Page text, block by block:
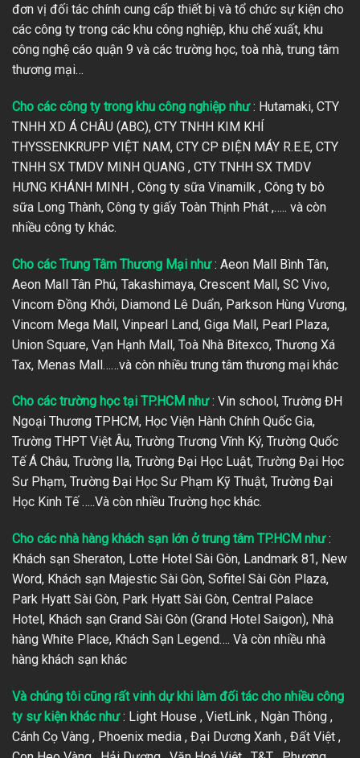
đơn vị đối tác chính cung cấp thiết bị và tổ chức sự kiện cho
các công ty trong các khu công nghiệp, khu chế xuất, khu
công nghệ cáo quận 9 và các trường học, toà nhà, trung tâm
thương mại…
Cho các công ty trong khu công nghiệp như: Hutamaki, CTY
TNHH XD Á CHÂU (ABC), CTY TNHH KIM KHÍ
THYSSENKRUPP VIỆT NAM, CTY CP ĐIỆN MÁY R.E.E, CTY
TNHH SX TMDV MINH QUANG , CTY TNHH SX TMDV
HƯNG KHÁNH MINH , Công ty sữa Vinamilk , Công ty bò
sữa Long Thành, Công ty giấy Toàn Thịnh Phát ,….. và còn
nhiều công ty khác.
Cho các Trung Tâm Thương Mại như: Aeon Mall Bình Tân,
Aeon Mall Tân Phú, Takashimaya, Crescent Mall, SC Vivo,
Vincom Đồng Khởi, Diamond Lê Duẩn, Parkson Hùng Vương,
Vincom Mega Mall, Vinpearl Land, Giga Mall, Pearl Plaza,
Union Square, Vạn Hạnh Mall, Toà Nhà Bitexco, Thương Xá
Tax, Menas Mall……và còn nhiều trung tâm thương mại khác
Cho các trường học tại TP.HCM như: Vin school, Trường ĐH
Ngoại Thương TPHCM, Học Viện Hành Chính Quốc Gia,
Trường THPT Việt Âu, Trường Trương Vĩnh Ký, Trường Quốc
Tế Á Châu, Trường Ila, Trường Đại Học Luật, Trường Đại Học
Sư Phạm, Trường Đại Học Sư Phạm Kỹ Thuật, Trường Đại
Học Kinh Tế …..Và còn nhiều Trường học khác.
Cho các nhà hàng khách sạn lớn ở trung tâm TP.HCM như:
Khách sạn Sheraton, Lotte Hotel Sài Gòn, Landmark 81, New
Word, Khách sạn Majestic Sài Gòn, Sofitel Sài Gòn Plaza,
Park Hyatt Sài Gòn, Park Hyatt Sài Gòn, Central Palace
Hotel, Khách sạn Grand Sài Gòn (Grand Hotel Saigon), Nhà
hàng White Place, Khách Sạn Legend…. Và còn nhiều nhà
hàng khách sạn khác
Và chúng tôi cũng rất vinh dự khi làm đối tác cho nhiều công
ty sự kiện khác như: Light House , VietLink , Ngàn Thông ,
Cánh Cọ Vàng , Phoenix media , Đại Dương Xanh , Đất Việt ,